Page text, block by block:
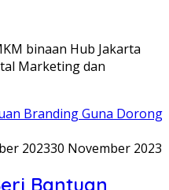
binaan Hub Jakarta
Marketing dan
202330 November 2023
Bantuan